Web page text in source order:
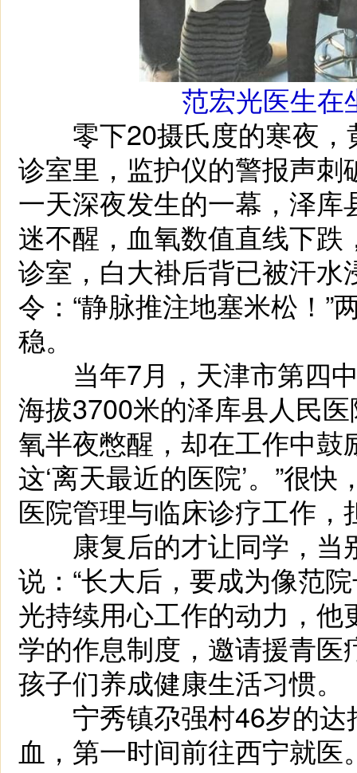
范宏光医生在
零下20摄氏度的寒夜，
诊室里，监护仪的警报声
一天深夜发生的一幕，泽
迷不醒，血氧数值直线下
诊室，白大褂后背已被汗
令：“静脉推注地塞米松！”
稳。
当年7月，天津市第四中
海拔3700米的泽库县人民
氧半夜憋醒，却在工作中鼓
这‘离天最近的医院’。”很
医院管理与临床诊疗工作
康复后的才让同学，当
说：“长大后，要成为像范
光持续用心工作的动力，
学的作息制度，邀请援青
孩子们养成健康生活习惯。
宁秀镇尕强村46岁的达
血，第一时间前往西宁就医